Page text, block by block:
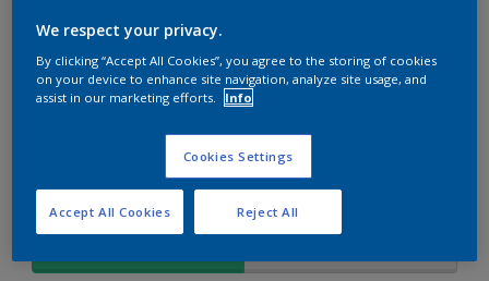
Ukuran
We respect your privacy.
By clicking “Accept All Cookies”, you agree to the storing of cookies
on your device to enhance site navigation, analyze site usage, and
assist in our marketing efforts.
Info
Cookies Settings
Reject All
Accept All Cookies